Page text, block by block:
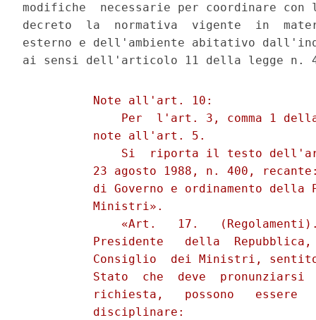
modifiche  necessarie per coordinare
decreto  la  normativa  vigente  in
esterno e dell'ambiente abitativo
          Note all'art. 10:
Per  l'art. 3, comma 1
          note all'art. 5.
Si  riporta il testo
23 agosto 1988, n. 400,
di Governo e ordinamento della
          Ministri».
«Art.   17.
Presidente   della
Consiglio  dei Ministri,
Stato  che  deve  pronunziarsi
richiesta,   possono   essere
          disciplinare: